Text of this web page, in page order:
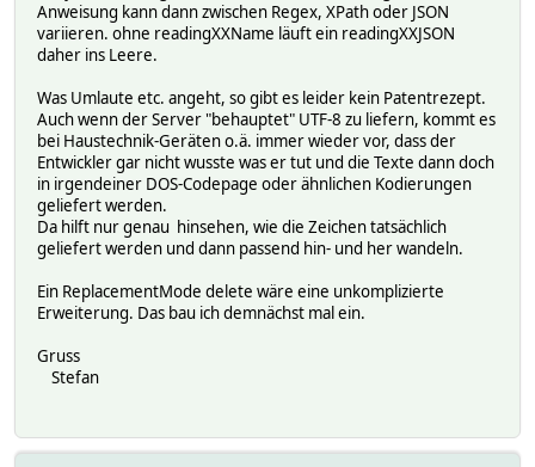
Anweisung kann dann zwischen Regex, XPath oder JSON
variieren. ohne readingXXName läuft ein readingXXJSON
daher ins Leere.
Was Umlaute etc. angeht, so gibt es leider kein Patentrezept.
Auch wenn der Server "behauptet" UTF-8 zu liefern, kommt es
bei Haustechnik-Geräten o.ä. immer wieder vor, dass der
Entwickler gar nicht wusste was er tut und die Texte dann doch
in irgendeiner DOS-Codepage oder ähnlichen Kodierungen
geliefert werden.
Da hilft nur genau hinsehen, wie die Zeichen tatsächlich
geliefert werden und dann passend hin- und her wandeln.
Ein ReplacementMode delete wäre eine unkomplizierte
Erweiterung. Das bau ich demnächst mal ein.
Gruss
Stefan